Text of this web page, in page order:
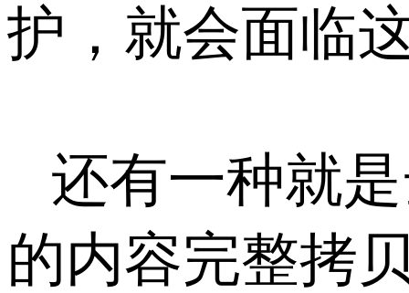
护，就会面临
还有一种就
的内容完整拷